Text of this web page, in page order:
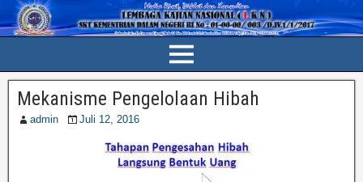
Mekanisme Pengelolaan Hibah
admin Juli 12, 2016